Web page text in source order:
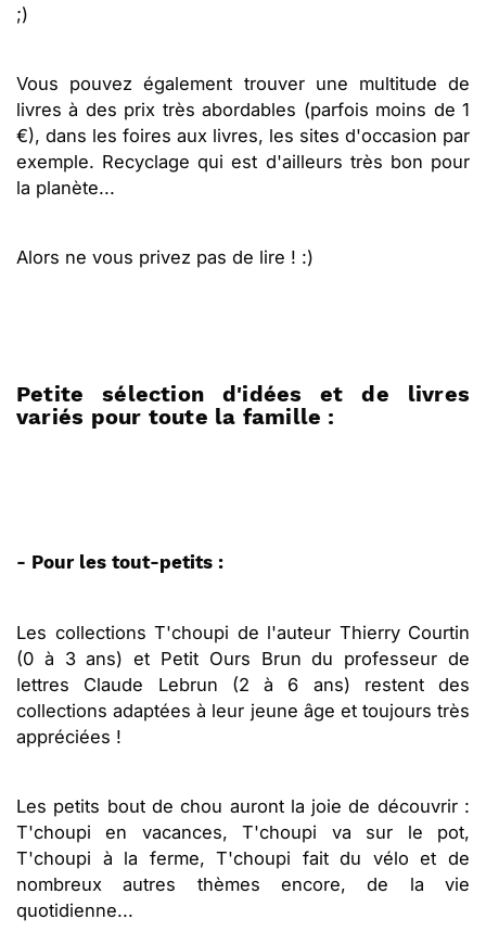
;)
Vous pouvez également trouver une multitude de
livres à des prix très abordables (parfois moins de 1
€), dans les foires aux livres, les sites d'occasion par
exemple. Recyclage qui est d'ailleurs très bon pour
la planète...
Alors ne vous privez pas de lire ! :)
Petite sélection d'idées et de livres
variés pour toute la famille :
- Pour les tout-petits :
Les collections T'choupi de l'auteur Thierry Courtin
(0 à 3 ans) et Petit Ours Brun du professeur de
lettres Claude Lebrun (2 à 6 ans) restent des
collections adaptées à leur jeune âge et toujours très
appréciées !
Les petits bout de chou auront la joie de découvrir :
T'choupi en vacances, T'choupi va sur le pot,
T'choupi à la ferme, T'choupi fait du vélo et de
nombreux autres thèmes encore, de la vie
quotidienne...